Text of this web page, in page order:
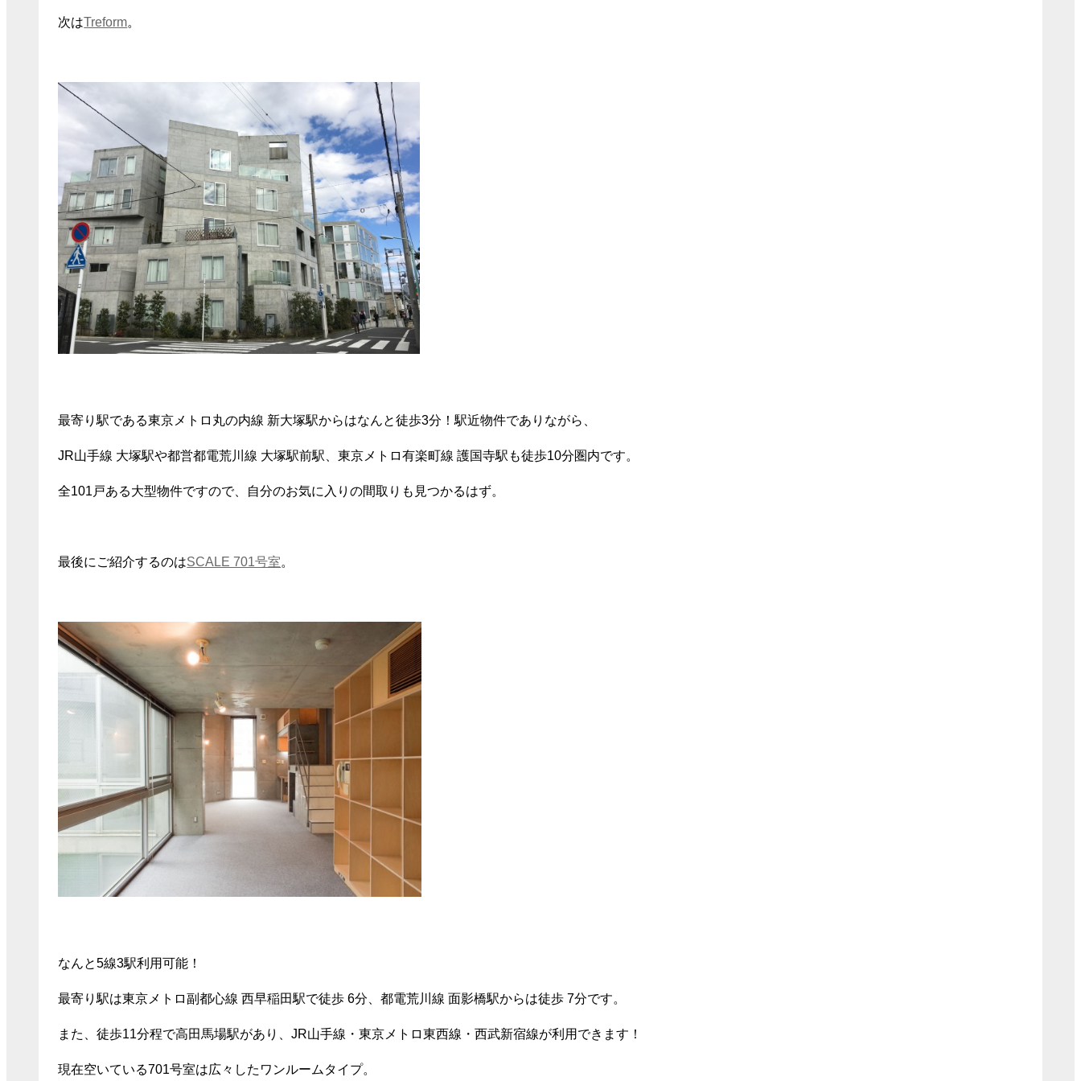
次はTreform。
最寄り駅である東京メトロ丸の内線 新大塚駅からはなんと徒歩3分！駅近物件でありながら、
JR山手線 大塚駅や都営都電荒川線 大塚駅前駅、東京メトロ有楽町線 護国寺駅も徒歩10分圏内です。
全101戸ある大型物件ですので、自分のお気に入りの間取りも見つかるはず。
最後にご紹介するのはSCALE 701号室。
なんと5線3駅利用可能！
最寄り駅は東京メトロ副都心線 西早稲田駅で徒歩 6分、都電荒川線 面影橋駅からは徒歩 7分です。
また、徒歩11分程で高田馬場駅があり、JR山手線・東京メトロ東西線・西武新宿線が利用できます！
現在空いている701号室は広々したワンルームタイプ。